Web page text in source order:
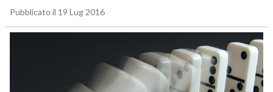
Pubblicato il 19 Lug 2016